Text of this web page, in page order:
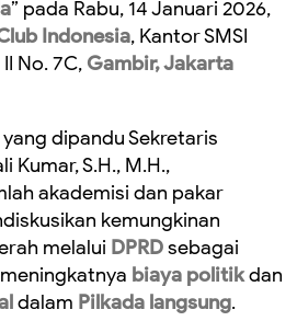
” pada Rabu, 14 Januari 2026,
Indonesia, Kantor SMSI
No. 7C, Gambir, Jakarta
dipandu Sekretaris
Kumar, S.H., M.H.,
akademisi dan pakar
kemungkinan
melalui DPRDsebagai
biaya politikdan
dalam Pilkada langsung.